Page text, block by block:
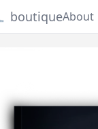
boutiqueAbout